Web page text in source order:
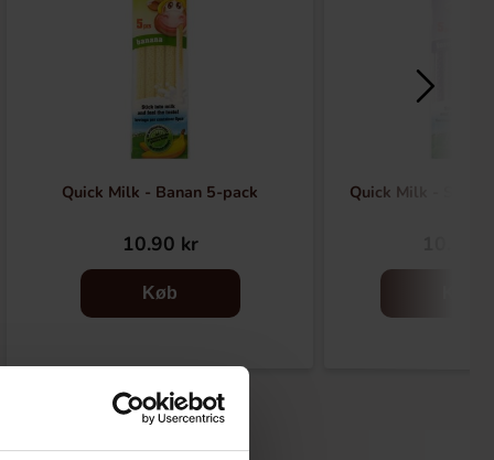
Quick Milk - Banan 5-pack
10.90 kr
Køb
Quick Milk -